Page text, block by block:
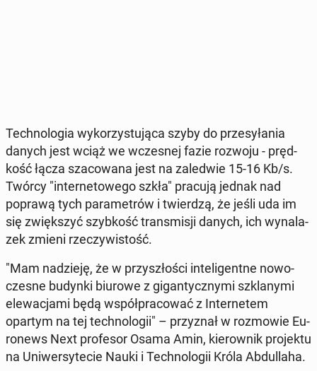
Tech­no­lo­gia wy­ko­rzy­stu­ją­ca szyby do prze­sy­ła­nia
danych jest wciąż we wcze­snej fazie rozwoju - pręd­
kość łącza sza­co­wa­na jest na za­le­d­wie 15-16 Kb/s.
Twórcy "in­ter­ne­to­we­go szkła" pracują jednak nad
poprawą tych pa­ra­me­trów i twier­dzą, że jeśli uda im
się zwięk­szyć szyb­kość trans­mi­sji danych, ich wy­na­la­
zek zmieni rze­czy­wi­stość.
"Mam na­dzie­ję, że w przy­szło­ści in­te­li­gent­ne no­wo­
cze­sne budynki biurowe z gi­gan­tycz­ny­mi szkla­ny­mi
ele­wa­cja­mi będą współ­pra­co­wać z In­ter­ne­tem
opartym na tej tech­no­lo­gii" – przy­znał w roz­mo­wie Eu­
ro­news Next pro­fe­sor Osama Amin, kie­row­nik pro­jek­tu
na Uni­wer­sy­te­cie Nauki i Tech­no­lo­gii Króla Ab­dul­la­ha.